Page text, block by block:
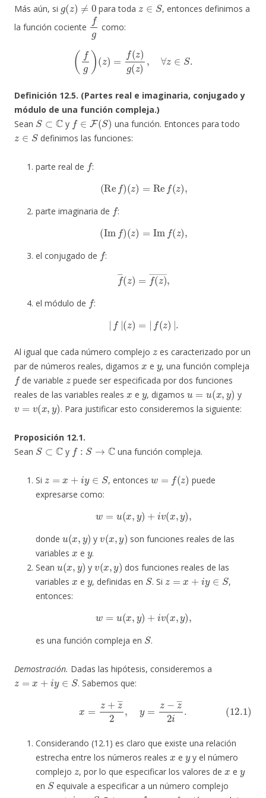
Más aún, si para toda
, entonces definimos a
la función cociente
g
como:
(fg z)g(z
Definición 12.5. (Partes real e imaginaria, conjugado y
módulo de una función compleja.)
Sean
S⊂ C
y
f∈F(S)
una función. Entonces para todo
z∈S
definimos las funciones:
parte real de :
(Ref)(z Ref( z),
parte imaginaria de :
(Imf)(z Imf z),
el conjugado de :
f― z (z)―
el módulo de :
| f|(z | (z)|
Al igual que cada número complejo
es caracterizado por un
par de números reales, digamos
x
e
y
, una función compleja
f
de variable
z
puede ser especificada por dos funciones
reales de las variables reales
x
e
y
, digamos
u =u(x,y)
y
v=v(x ,y)
. Para justificar esto consideremos la siguiente:
Proposición 12.1.
Sean
S⊂C
y
f:S→
una función compleja.
Si
∈
, entonces
z)
puede
expresarse como:
=u(x ,y) + v(x,y ,
donde
(
y
(x
son funciones reales de las
variables
x
e
y
.
Sean
u(x ,y )
y
(x
dos funciones reales de las
variables
x
e
y
, definidas en
S
. Si
z=x +iy∈S
,
entonces:
=u(x ,y) + v(x,y ,
es una función compleja en
S
.
Demostración. Dadas las hipótesis, consideremos a
z=x+iy∈S
. Sabemos que:
x= z +z − ―2
Considerando (12.1) es claro que existe una relación
estrecha entre los números reales
x
e
y
y el número
complejo
z
, por lo que especificar los valores de
x
e
en
S
equivale a especificar a un número complejo
z= x+iy∈S f